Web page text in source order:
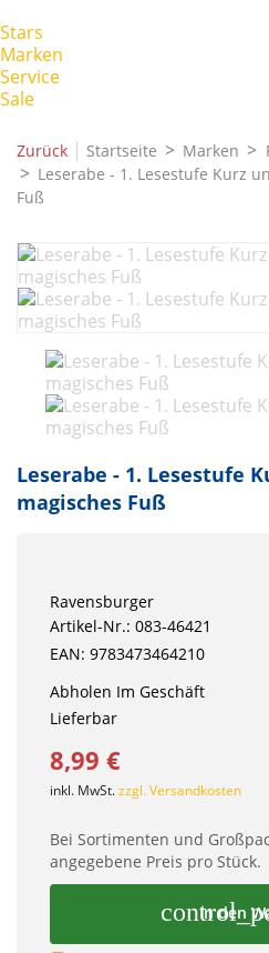
Stars
Marken
Service
Sale
Zurück | Startseite Marken
Leserabe - 1. Lesestufe Kurz
Fuß
Leserabe - 1. Lesestufe
magisches Fuß
Ravensburger
Artikel-Nr.: 083-46421
EAN: 9783473464210
Abholen Im Geschäft
Lieferbar
8,99 €
inkl. MwSt.zzgl. Versandkosten
Bei Sortimenten und
angegebene Preis pro Stück.
In den